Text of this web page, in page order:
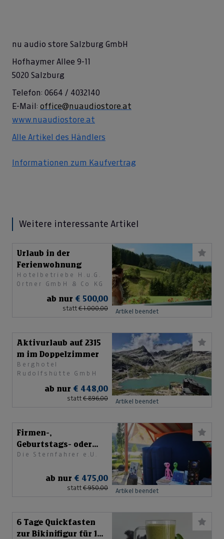
nu audio store Salzburg GmbH
Hofhaymer Allee 9-11
5020 Salzburg
Telefon: 0664 / 4032140
E-Mail: office@nuaudiostore.at
www.nuaudiostore.at
Alle Artikel des Händlers
Informationen zum Kaufvertrag
Weitere interessante Artikel
Urlaub in der
Ferienwohnung
Hotelbetriebe H.u.G.
Ortner GmbH & Co KG
ab nur € 500,00
statt € 1.000,00 Artikel beendet
Aktivurlaub auf 2315
m im Doppelzimmer
Berghotel
Rudolfshütte GmbH
ab nur € 448,00
statt € 896,00 Artikel beendet
Firmen-,
Geburtstags- oder
Weihnachtsfeier
Die Sternfahrer e.U.
ab nur € 475,00
statt € 950,00 Artikel beendet
6 Tage Quickfasten
zur Bikinifigur für 1